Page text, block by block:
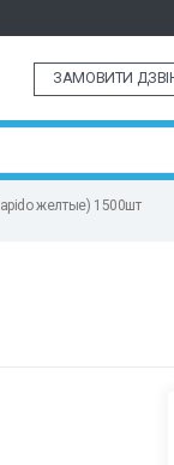
ЗАМОВИТИ
желтые) 1500шт